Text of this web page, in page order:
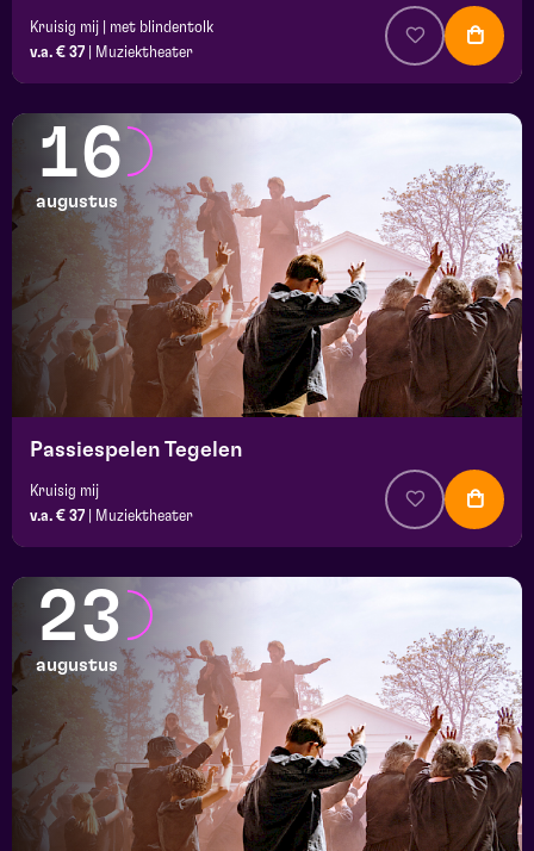
Kruisig mij | met blindentolk
v.a. € 37
Muziektheater
16
augustus
Passiespelen Tegelen
Kruisig mij
v.a. € 37
Muziektheater
23
augustus